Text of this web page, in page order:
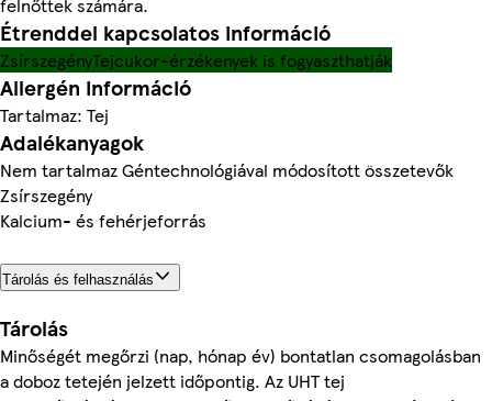
Étrenddel kapcsolatos információ
ZsírszegényTejcukor-érzékenyek is fogyaszthatják
Allergén információ
Tartalmaz: Tej
Adalékanyagok
Nem tartalmaz Géntechnológiával módosított összetevők
Zsírszegény
Kalcium- és fehérjeforrás
Tárolás és felhasználás
Tárolás
Minőségét megőrzi (nap, hónap év) bontatlan csomagolásban
a doboz tetején jelzett időpontig. Az UHT tej